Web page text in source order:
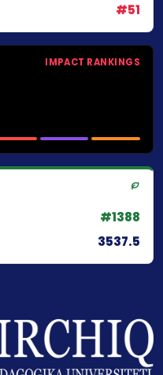
#51
IMPACT RANKINGS
#1388
3537.5